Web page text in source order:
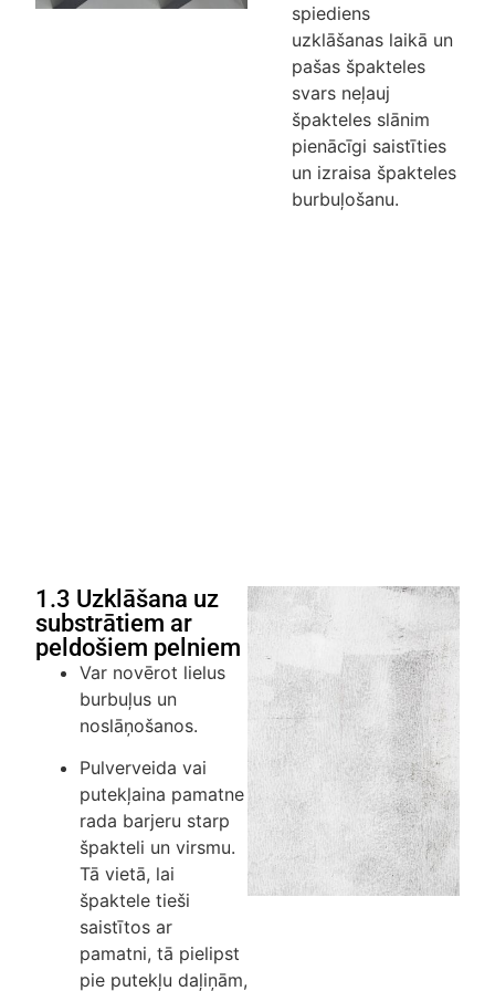
spiediens
uzklāšanas laikā un
pašas špakteles
svars neļauj
špakteles slānim
pienācīgi saistīties
un izraisa špakteles
burbuļošanu.
1.3 Uzklāšana uz
substrātiem ar
peldošiem pelniem
Var novērot lielus
burbuļus un
noslāņošanos.
Pulverveida vai
putekļaina pamatne
rada barjeru starp
špakteli un virsmu.
Tā vietā, lai
špaktele tieši
saistītos ar
pamatni, tā pielipst
pie putekļu daļiņām,